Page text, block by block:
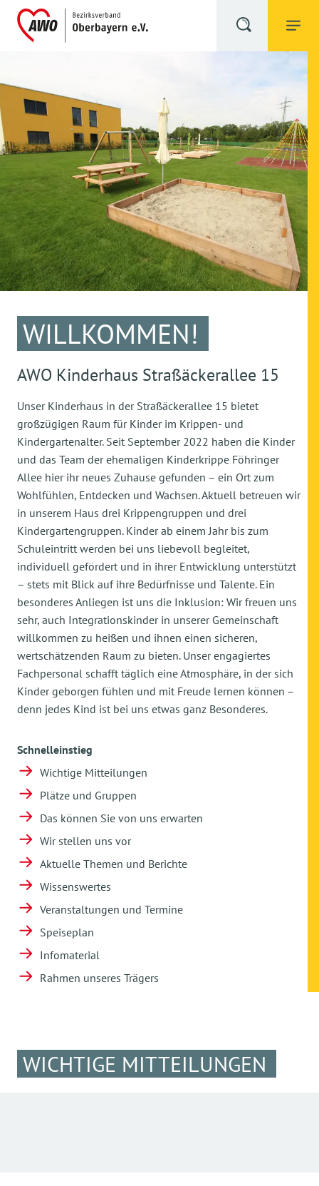
WILLKOMMEN!
AWO Kinderhaus Straßäckerallee 15
Unser Kinderhaus in der Straßäckerallee 15 bietet
großzügigen Raum für Kinder im Krippen- und
Kindergartenalter. Seit September 2022 haben die Kinder
und das Team der ehemaligen Kinderkrippe Föhringer
Allee hier ihr neues Zuhause gefunden – ein Ort zum
Wohlfühlen, Entdecken und Wachsen. Aktuell betreuen wir
in unserem Haus drei Krippengruppen und drei
Kindergartengruppen. Kinder ab einem Jahr bis zum
Schuleintritt werden bei uns liebevoll begleitet,
individuell gefördert und in ihrer Entwicklung unterstützt
– stets mit Blick auf ihre Bedürfnisse und Talente. Ein
besonderes Anliegen ist uns die Inklusion: Wir freuen uns
sehr, auch Integrationskinder in unserer Gemeinschaft
willkommen zu heißen und ihnen einen sicheren,
wertschätzenden Raum zu bieten. Unser engagiertes
Fachpersonal schafft täglich eine Atmosphäre, in der sich
Kinder geborgen fühlen und mit Freude lernen können –
denn jedes Kind ist bei uns etwas ganz Besonderes.
Schnelleinstieg
Wichtige Mitteilungen
Plätze und Gruppen
Das können Sie von uns erwarten
Wir stellen uns vor
Aktuelle Themen und Berichte
Wissenswertes
Veranstaltungen und Termine
Speiseplan
Infomaterial
Rahmen unseres Trägers
WICHTIGE MITTEILUNGEN